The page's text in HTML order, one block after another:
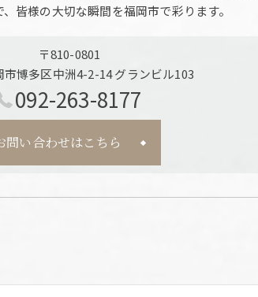
皆様の大切な瞬間を福岡市で彩ります。
〒810-0801
市博多区中洲4-2-14 グランビル103
092-263-8177
問い合わせはこちら